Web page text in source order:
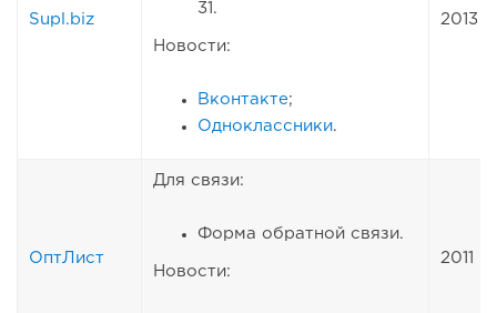
Supl.biz
31.
Новости:
Вконтакте;
Одноклассники.
2013
ОптЛист
Для связи:
Форма обратной связи.
Новости:
2011